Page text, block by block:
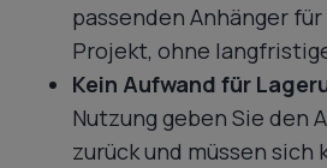
passenden Anhänger
Projekt, ohne
Kein Aufwand für
Nutzung geben Sie den
zurück und müssen sich